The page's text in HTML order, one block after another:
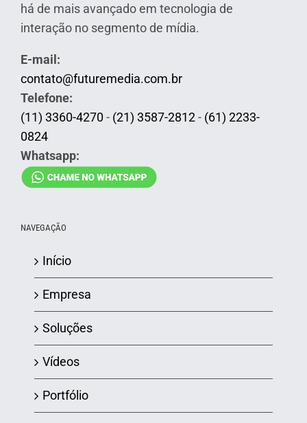
há de mais avançado em tecnologia de
interação no segmento de mídia.
E-mail:
contato@futuremedia.com.br
Telefone:
(11) 3360-4270 - (21) 3587-2812- (61) 2233-
0824
Whatsapp:
NAVEGAÇÃO
Início
Empresa
Soluções
Vídeos
Portfólio